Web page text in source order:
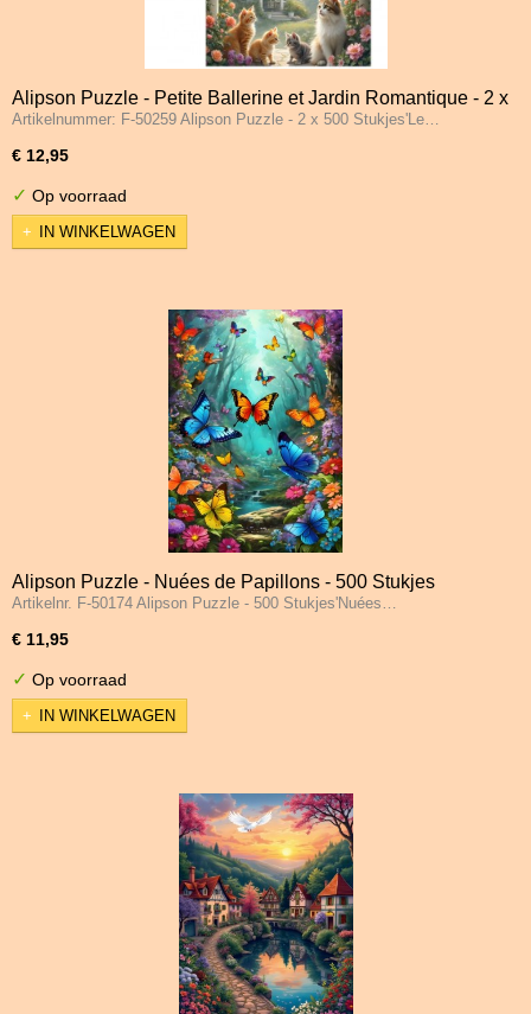
Alipson Puzzle - Petite Ballerine et Jardin Romantique - 2 x
500 Stukjes
Artikelnummer: F-50259 Alipson Puzzle - 2 x 500 Stukjes'Le…
€ 12,95
✓ Op voorraad
IN WINKELWAGEN
Alipson Puzzle - Nuées de Papillons - 500 Stukjes
Artikelnr. F-50174 Alipson Puzzle - 500 Stukjes'Nuées…
€ 11,95
✓ Op voorraad
IN WINKELWAGEN